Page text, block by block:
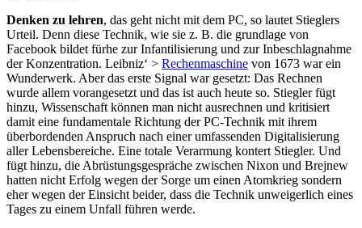
Denken zu lehren, das geht nicht mit dem PC, so lautet Stieglers
Urteil. Denn diese Technik, wie sie z. B. die grundlage von
Facebook bildet fürhe zur Infantilisierung und zur Inbeschlagnahme
der Konzentration. Leibniz‘ > Rechenmaschine von 1673 war ein
Wunderwerk. Aber das erste Signal war gesetzt: Das Rechnen
wurde allem vorangesetzt und das ist auch heute so. Stiegler fügt
hinzu, Wissenschaft können man nicht ausrechnen und kritisiert
damit eine fundamentale Richtung der PC-Technik mit ihrem
überbordenden Anspruch nach einer umfassenden Digitalisierung
aller Lebensbereiche. Eine totale Verarmung kontert Stiegler. Und
fügt hinzu, die Abrüstungsgespräche zwischen Nixon und Brejnew
hatten nicht Erfolg wegen der Sorge um einen Atomkrieg sondern
eher wegen der Einsicht beider, dass die Technik unweigerlich eines
Tages zu einem Unfall führen werde.